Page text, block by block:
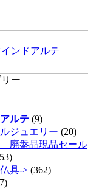
ンドアルテ
ルテ (9)
ジュエリー (20)
廃盤品現品セール
具-> (362)